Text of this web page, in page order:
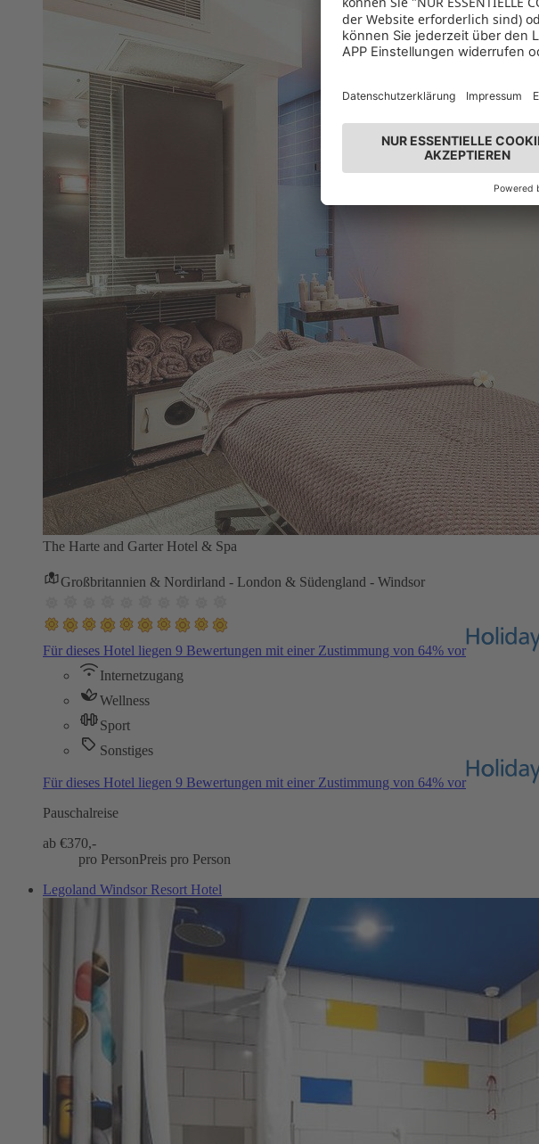
The Harte and Garter Hotel & Spa
Großbritannien & Nordirland - London & Südengland - Windsor
Für dieses Hotel liegen 9 Bewertungen mit einer Zustimmung von 64% vor
Internetzugang
Wellness
Sport
Sonstiges
Für dieses Hotel liegen 9 Bewertungen mit einer Zustimmung von 64% vor
Pauschalreise
ab €370,-
pro PersonPreis pro Person
Legoland Windsor Resort Hotel